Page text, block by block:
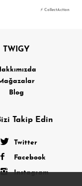
⚡ CollectAction
TWIGY
Blog
Takip Edin
Twitter
Facebook
Instagram